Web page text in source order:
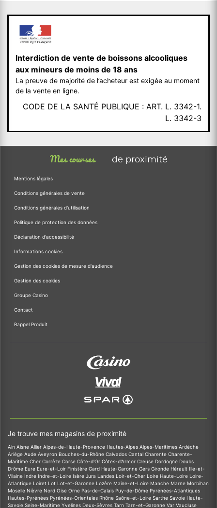
Interdiction de vente de boissons alcooliques
aux mineurs de moins de 18 ans
La preuve de majorité de l’acheteur est exigée au moment
de la vente en ligne.
CODE DE LA SANTÉ PUBLIQUE : ART. L. 3342-1.
L. 3342-3
Mes courses de proximité
Mentions légales
Conditions générales de vente
Conditions générales d'utilisation
Politique de protection des données
Déclaration d'accessibilité
Informations cookies
Gestion des cookies de mesure d'audience
Gestion des cookies
Groupe Casino
Contact
Rappel Produit
Je trouve mes magasins de proximité
Ain Aisne Allier Alpes-de-Haute-Provence Hautes-Alpes Alpes-Maritimes Ardèche
Ariège Aude Aveyron Bouches-du-Rhône Calvados Cantal Charente Charente-
Maritime Cher Corrèze Corse Côte-d'Or Côtes-d'Armor Creuse Dordogne Doubs
Drôme Eure Eure-et-Loir Finistère Gard Haute-Garonne Gers Gironde Hérault Ille-et-
Vilaine Indre Indre-et-Loire Isère Jura Landes Loir-et-Cher Loire Haute-Loire Loire-
Atlantique Loiret Lot Lot-et-Garonne Lozère Maine-et-Loire Manche Marne Morbihan
Moselle Nièvre Nord Oise Orne Pas-de-Calais Puy-de-Dôme Pyrénées-Atlantiques
Hautes-Pyrénées Pyrénées-Orientales Rhône Saône-et-Loire Sarthe Savoie Haute-
Savoie Seine-Maritime Yvelines Deux-Sèvres Tarn Tarn-et-Garonne Var Vaucluse